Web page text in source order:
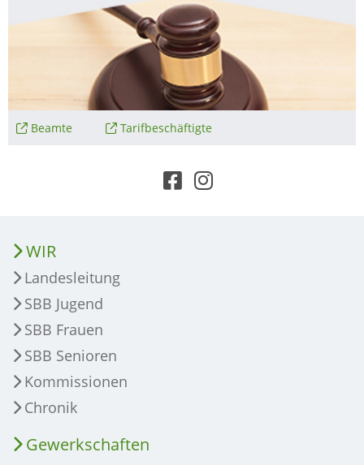
Beamte Tarifbeschäftigte
WIR
Landesleitung
SBB Jugend
SBB Frauen
SBB Senioren
Kommissionen
Chronik
Gewerkschaften